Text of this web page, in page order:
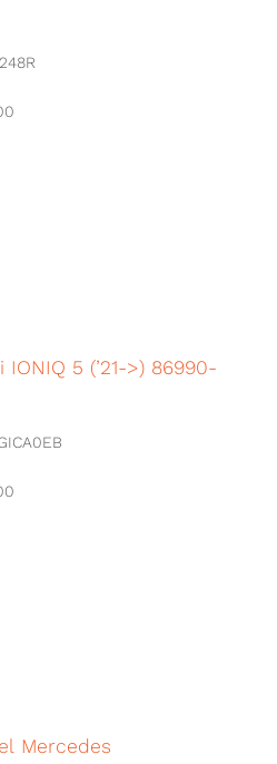
5 (’21->) 86990-
Mercedes